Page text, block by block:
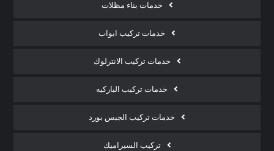
خدمات بناء مظلات
خدمات تركيب ابواب
خدمات تركيب الانترلوك
خدمات تركيب الباركيه
خدمات تركيب الجبس بورد
تركيب السيراميك